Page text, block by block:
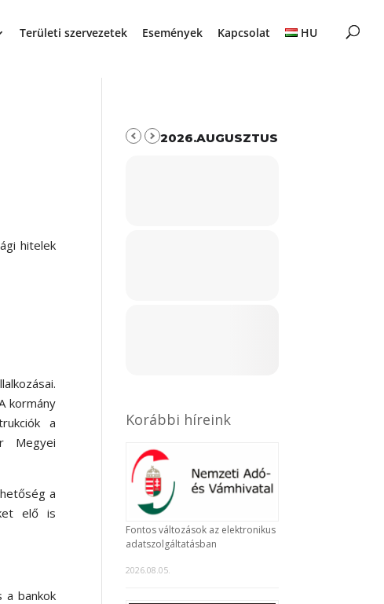
Területi szervezetek Események Kapcsolat HU
hitelek
kormány
a
Megyei
a
elő is
a bankok
2026.AUGUSZTUS
Korábbi híreink
Fontos változások az elektronikus
adatszolgáltatásban
2026.08.05.